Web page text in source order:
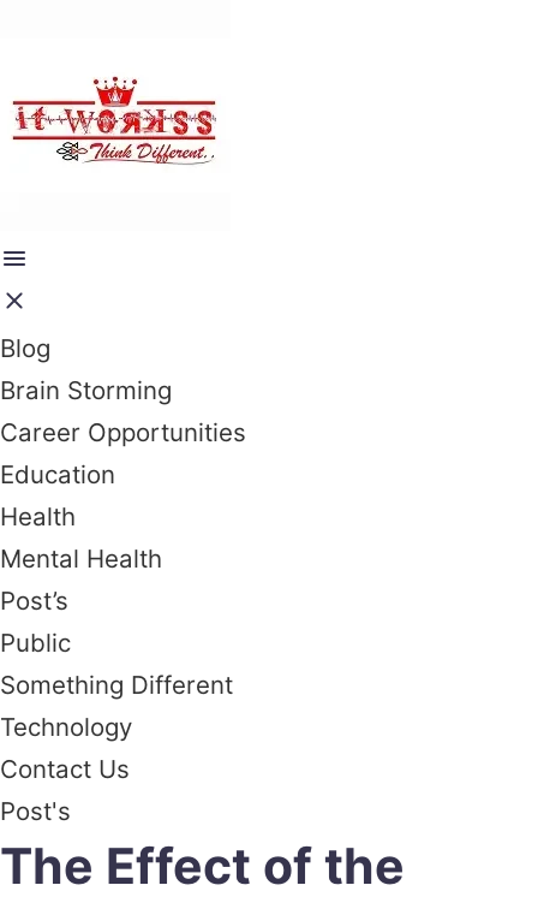
Blog
Brain Storming
Career Opportunities
Education
Health
Mental Health
Post’s
Public
Something Different
Technology
Contact Us
Post's
The Effect of the